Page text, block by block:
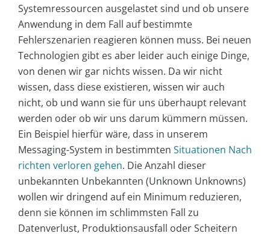
Systemressourcen ausgelastet sind und ob unsere
Anwendung in dem Fall auf bestimmte
Fehlerszenarien reagieren können muss. Bei neuen
Technologien gibt es aber leider auch einige Dinge,
von denen wir gar nichts wissen. Da wir nicht
wissen, dass diese existieren, wissen wir auch
nicht, ob und wann sie für uns überhaupt relevant
werden oder ob wir uns darum kümmern müssen.
Ein Beispiel hierfür wäre, dass in unserem
Messaging-System in bestimmten Situationen Nach
richten verloren gehen. Die Anzahl dieser
unbekannten Unbekannten (Unknown Unknowns)
wollen wir dringend auf ein Minimum reduzieren,
denn sie können im schlimmsten Fall zu
Datenverlust, Produktionsausfall oder Scheitern